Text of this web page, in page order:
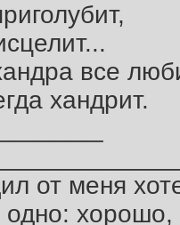
все
хандрит.
от меня
одно: